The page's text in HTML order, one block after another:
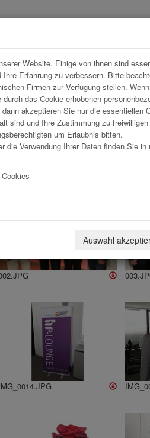
Website. Einige von ihnen sind
Ihre Erfahrung zu verbessern. Bitte
Firmen zur Verfügung stellen.
das Cookie erhobenen
akzeptieren Sie nur die essentiellen
sind und Ihre Zustimmung zu
um Erlaubnis bitten.
die Verwendung Ihrer Daten finden Sie in
Auswahl